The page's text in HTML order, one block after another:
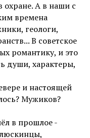
охране. А в наши с
времена
геологи,
В советское
романтику, и это
души, характеры,
и настоящей
Мужиков?
в прошлое -